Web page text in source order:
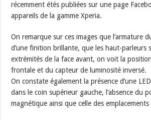
récemment étés publiées sur une page
appareils de la gamme Xperia.
On remarque sur ces images que l’armature
d’une finition brillante, que les haut-parleurs
extrémités de la face avant, on voit la
frontale et du capteur de luminosité inversé.
On constate également la présence d’une
dans le coin supérieur gauche, l’absence du
magnétique ainsi que celle des